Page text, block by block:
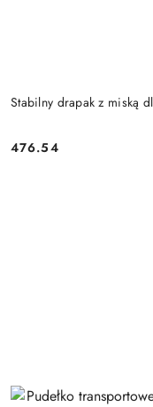
Stabilny drapak z miską
Cena:
476.54